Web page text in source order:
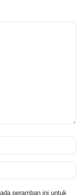
peramban ini untuk